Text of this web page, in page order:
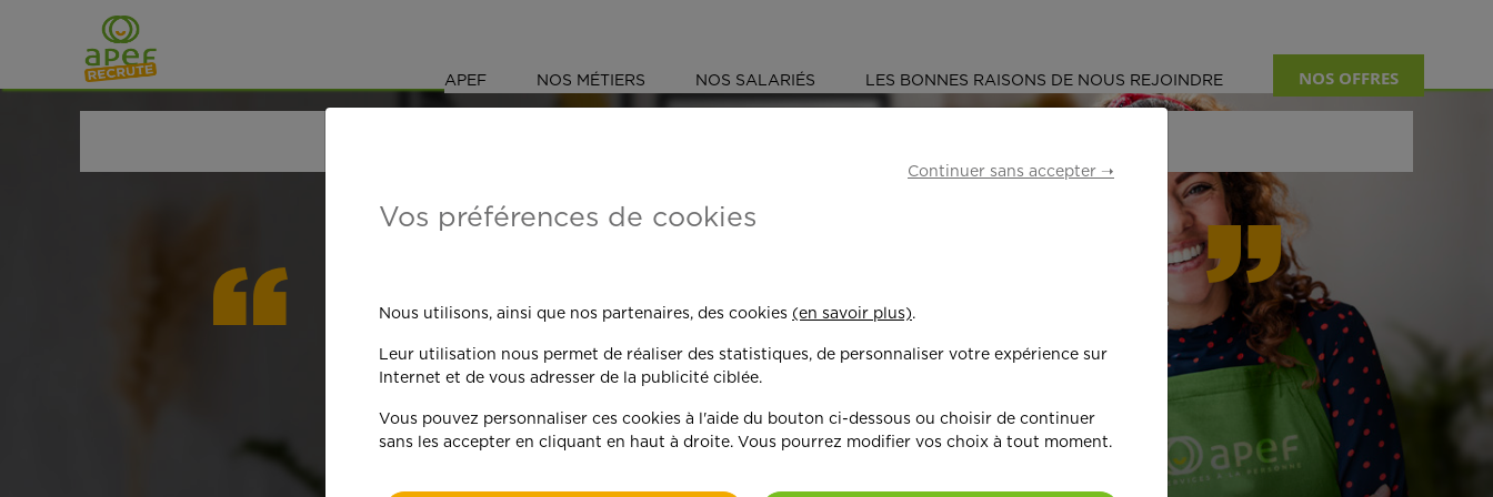
Navigation
Saut au contenu
APEF NOS MÉTIERS NOS SALARIÉS LES BONNES RAISONS DE NOUS REJOINDRE NOS OFFRES
On est toujours plus performant
quand on y met du cœur !
Continuer sans accepter ➝
Vos préférences de cookies
Nous utilisons, ainsi que nos partenaires, des cookies (en savoir plus).
Leur utilisation nous permet de réaliser des statistiques, de personnaliser votre expérience sur
Internet et de vous adresser de la publicité ciblée.
Vous pouvez personnaliser ces cookies à l'aide du bouton ci-dessous ou choisir de continuer
sans les accepter en cliquant en haut à droite. Vous pourrez modifier vos choix à tout moment.